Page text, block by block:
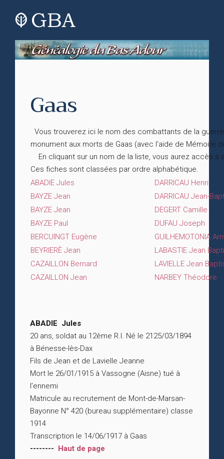
Gaas
Vous trouverez ici le nom des combattants de la
monument aux morts de Gaas (avec l'aide de Mémoire
En cliquant sur un nom de la liste, vous aurez accès à
Ces fiches sont classées par ordre alphabétique.
ABADIE Jules
DARRICAU Henri
BAYZE Jean
DARRICAU Jean-
BAYZE Jean
DEGERT Camille
BAYZE Paul
DUFAU Joseph
BERCUINGT Eugène
GUILHEMOTONIA
BEYRIERÈ Jean
LABASTIE Jean
CAZAILLON Bernard
LAVIELLE Jean
CAZAILLON Jean
NARBEY Théodore
ABADIE Jules
20 ans, soldat au 12ème R.I. Né le 2125/03/1894
à Bénesse-lès-Dax
Fils de Jean et de Lavielle Jeanne
Mort le 26/01/1915 à Vassogne (Aisne) tué à
l’ennemi
Matricule au recrutement de Mont-de-Marsan-
Bayonne N° 420 (bureau supplémentaire) classe
1914
Transcription le 14/06/1917 à Gaas
-------- Haut de page